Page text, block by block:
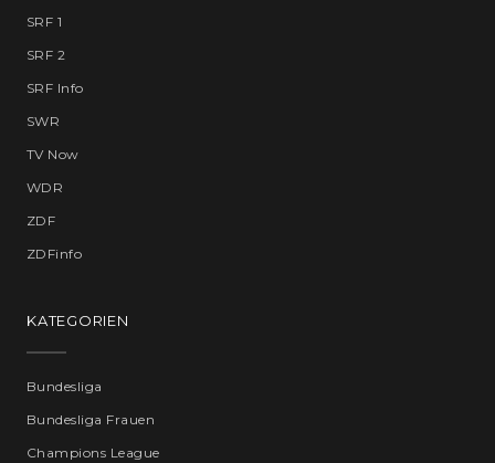
SRF 1
SRF 2
SRF Info
SWR
TV Now
WDR
ZDF
ZDFinfo
KATEGORIEN
Bundesliga
Bundesliga Frauen
Champions League